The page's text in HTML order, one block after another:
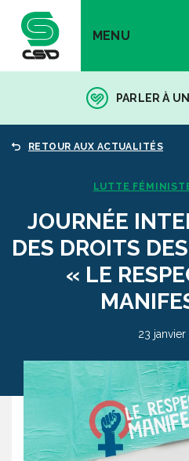
MENU
PARLER À
RETOUR AUX ACTUALITÉS
LUTTE
JOURNÉE
DES DROITS
« LE
23 janvier